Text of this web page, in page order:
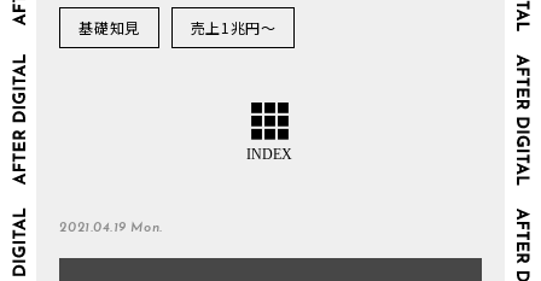
基礎知見 売上1兆円～
2021.04.19 Mon.